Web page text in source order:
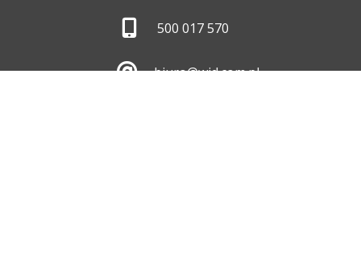
500 017 570
biuro@wid.com.pl